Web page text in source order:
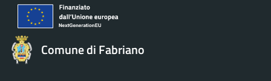
Comune di Fabriano